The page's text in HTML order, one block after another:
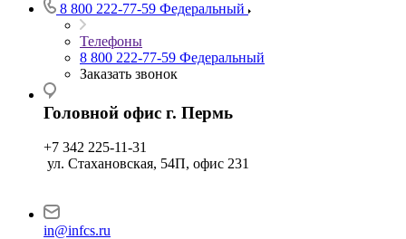
8 800 222-77-59 Федеральный
Телефоны
8 800 222-77-59 Федеральный
Заказать звонок
Головной офис г. Пермь
+7 342 225-11-31
ул. Стахановская, 54П, офис 231
in@infcs.ru